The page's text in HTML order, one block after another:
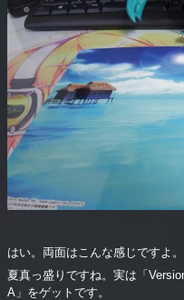
はい。両面はこんな感じですよ。
夏真っ盛りですね。実は「
A」をゲットです。